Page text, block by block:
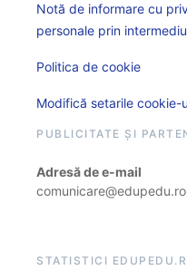
Notă de informare cu
personale prin
Politica de cookie
Modifică setarile cookie-
PUBLICITATE ȘI
Adresă de e-mail
comunicare@edupedu.ro
STATISTICI